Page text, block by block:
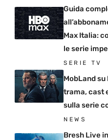
Guida
Max Italia:
le serie
SERIE TV
MobLand
trama, cast
sulla serie
NEWS
Bresh Live